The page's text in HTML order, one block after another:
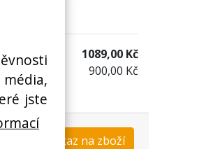
jste
1089,00 Kč
900,00 Kč
Dotaz na zboží